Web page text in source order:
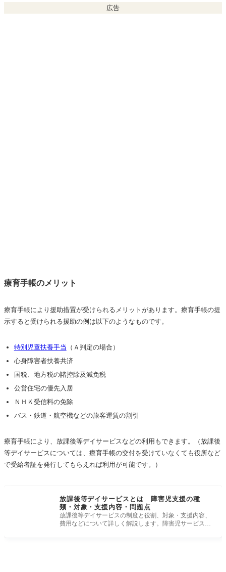
広告
療育手帳のメリット
療育手帳により援助措置が受けられるメリットがあります。療育手帳の提
示すると受けられる援助の例は以下のようなものです。
特別児童扶養手当
（Ａ判定の場合）
心身障害者扶養共済
国税、地方税の諸控除及減免税
公営住宅の優先入居
ＮＨＫ受信料の免除
バス・鉄道・航空機などの旅客運賃の割引
療育手帳により、放課後等デイサービスなどの利用もできます。（放課後
等デイサービスについては、療育手帳の交付を受けていなくても役所など
で受給者証を発行してもらえれば利用が可能です。）
放課後等デイサービスとは 障害児支援の種
類・対象・支援内容・問題点
放課後等デイサービスの制度と役割、対象・支援内容、
費用などについて詳しく解説します。障害児サービスの